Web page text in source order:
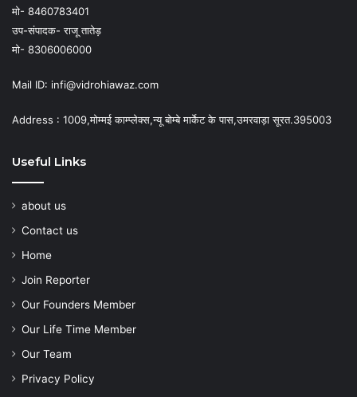
मो- 8460783401
उप-संपादक- राजू तातेड़
मो- 8306006000
Mail ID: infi@vidrohiawaz.com
Address : 1009,मोम्मई काम्प्लेक्स,न्यू बोम्बे मार्केट के पास,उमरवाड़ा सूरत.395003
Useful Links
about us
Contact us
Home
Join Reporter
Our Founders Member
Our Life Time Member
Our Team
Privacy Policy